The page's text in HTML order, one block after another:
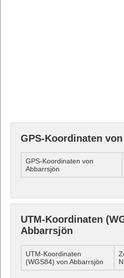
GPS-Koordinaten
GPS-Koordinaten von
Abbarrsjön
UTM-Koordinaten
Abbarrsjön
UTM-Koordinaten
(WGS84) von Abbarrsjön